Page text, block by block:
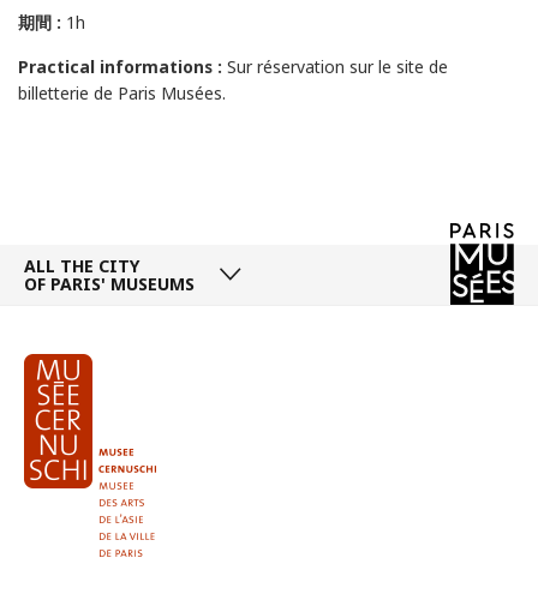
期間 : 1h
Practical informations : Sur réservation sur le site de
billetterie de Paris Musées.
ALL THE CITY
OF PARIS' MUSEUMS